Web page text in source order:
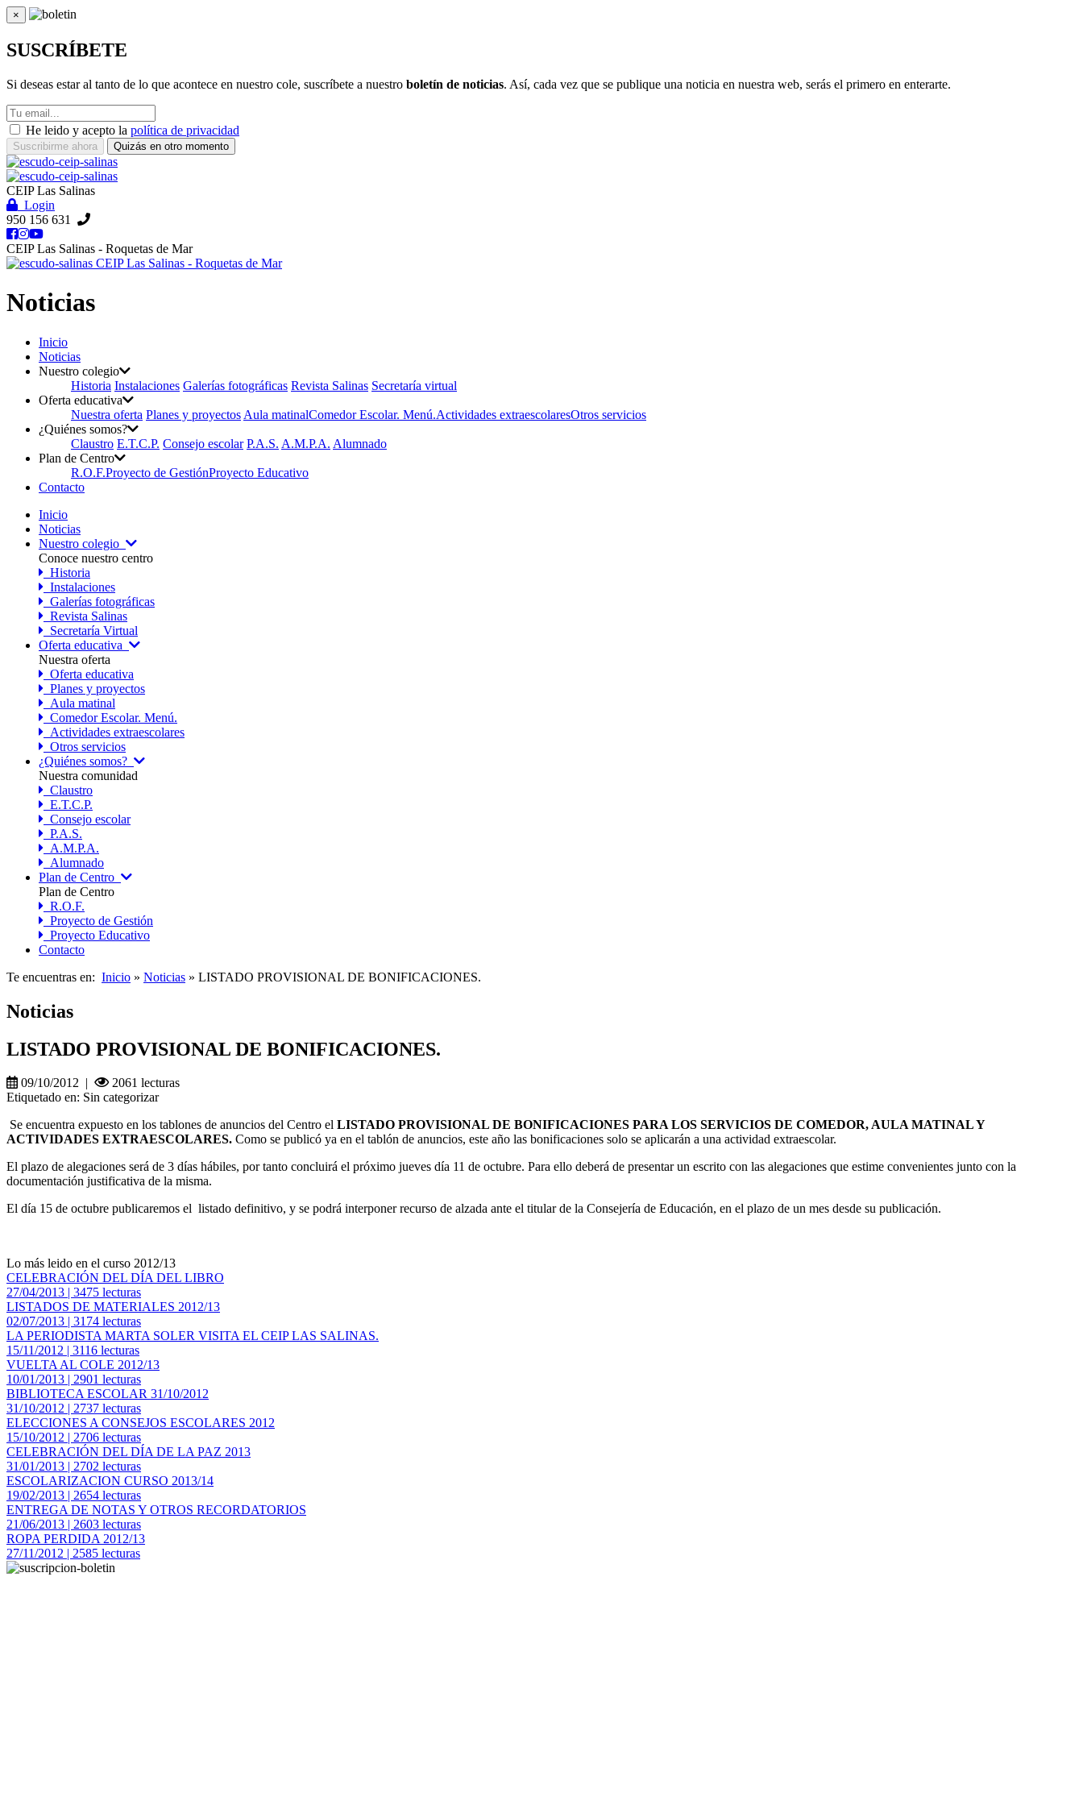
×
Cerrar
SUSCRÍBETE
Si deseas estar al tanto de lo que acontece en nuestro cole, suscríbete a nuestro boletín de noticias. Así, cada vez que se publique una noticia en nuestra web, serás el primero en enterarte.
He leido y acepto la política de privacidad
Suscribirme ahora Quizás en otro momento
CEIP Las Salinas
Login
950 156 631
CEIP Las Salinas - Roquetas de Mar
CEIP Las Salinas - Roquetas de Mar
Noticias
Inicio
Noticias
Nuestro colegio
Historia Instalaciones Galerías fotográficas Revista Salinas Secretaría virtual
Oferta educativa
Nuestra oferta Planes y proyectos Aula matinalComedor Escolar. Menú.Actividades extraescolaresOtros servicios
¿Quiénes somos?
Claustro E.T.C.P. Consejo escolar P.A.S. A.M.P.A. Alumnado
Plan de Centro
R.O.F.Proyecto de GestiónProyecto Educativo
Contacto
Inicio
Noticias
Nuestro colegio
Conoce nuestro centro
Historia
Instalaciones
Galerías fotográficas
Revista Salinas
Secretaría Virtual
Oferta educativa
Nuestra oferta
Oferta educativa
Planes y proyectos
Aula matinal
Comedor Escolar. Menú.
Actividades extraescolares
Otros servicios
¿Quiénes somos?
Nuestra comunidad
Claustro
E.T.C.P.
Consejo escolar
P.A.S.
A.M.P.A.
Alumnado
Plan de Centro
Plan de Centro
R.O.F.
Proyecto de Gestión
Proyecto Educativo
Contacto
Te encuentras en: Inicio » Noticias » LISTADO PROVISIONAL DE BONIFICACIONES.
Noticias
LISTADO PROVISIONAL DE BONIFICACIONES.
09/10/2012 |
2061 lecturas
Etiquetado en: Sin categorizar
Se encuentra expuesto en los tablones de anuncios del Centro el LISTADO PROVISIONAL DE BONIFICACIONES PARA LOS SERVICIOS DE COMEDOR, AULA MATINAL Y
ACTIVIDADES EXTRAESCOLARES. Como se publicó ya en el tablón de anuncios, este año las bonificaciones solo se aplicarán a una actividad extraescolar.
El plazo de alegaciones será de 3 días hábiles, por tanto concluirá el próximo jueves día 11 de octubre. Para ello deberá de presentar un escrito con las alegaciones que estime convenientes junto con la
documentación justificativa de la misma.
El día 15 de octubre publicaremos el listado definitivo, y se podrá interponer recurso de alzada ante el titular de la Consejería de Educación, en el plazo de un mes desde su publicación.
Lo más leido en el curso 2012/13
CELEBRACIÓN DEL DÍA DEL LIBRO
27/04/2013 | 3475 lecturas
LISTADOS DE MATERIALES 2012/13
02/07/2013 | 3174 lecturas
LA PERIODISTA MARTA SOLER VISITA EL CEIP LAS SALINAS.
15/11/2012 | 3116 lecturas
VUELTA AL COLE 2012/13
10/01/2013 | 2901 lecturas
BIBLIOTECA ESCOLAR 31/10/2012
31/10/2012 | 2737 lecturas
ELECCIONES A CONSEJOS ESCOLARES 2012
15/10/2012 | 2706 lecturas
CELEBRACIÓN DEL DÍA DE LA PAZ 2013
31/01/2013 | 2702 lecturas
ESCOLARIZACION CURSO 2013/14
19/02/2013 | 2654 lecturas
ENTREGA DE NOTAS Y OTROS RECORDATORIOS
21/06/2013 | 2603 lecturas
ROPA PERDIDA 2012/13
27/11/2012 | 2585 lecturas